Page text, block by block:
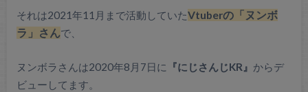
それは2021年11月まで活動していたVtuberの「ヌンボ
ラ」さんで、
ヌンボラさんは2020年8月7日に 『にじさんじKR』 からデ
ビューしてます。